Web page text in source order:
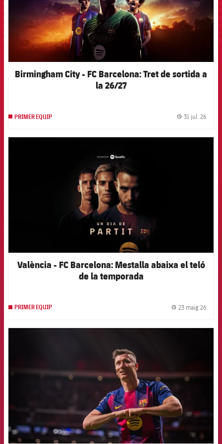
Birmingham City - FC Barcelona: Tret de sortida a
la 26/27
PRIMER EQUIP 31 jul. 26
València - FC Barcelona: Mestalla abaixa el teló
de la temporada
PRIMER EQUIP 23 maig 26